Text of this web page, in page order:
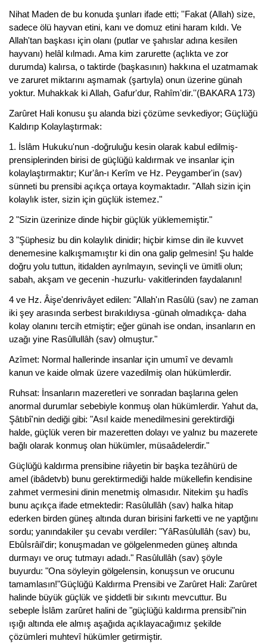
Nihat Maden de bu konuda şunları ifade etti; ''Fakat (Allah) size,
sadece ölü hayvan etini, kanı ve domuz etini haram kıldı. Ve
Allah'tan başkası için olanı (putlar ve şahıslar adına kesilen
hayvanı) helâl kılmadı. Ama kim zarurette (açlıkta ve zor
durumda) kalırsa, o taktirde (başkasının) hakkına el uzatmamak
ve zaruret miktarını aşmamak (şartıyla) onun üzerine günah
yoktur. Muhakkak ki Allah, Gafur'dur, Rahîm'dir.''(BAKARA 173)
Zarûret Hali konusu şu alanda bizi çözüme sevkediyor; Güçlüğü
Kaldırıp Kolaylaştırmak:
1. İslâm Hukuku'nun -doğruluğu kesin olarak kabul edilmiş-
prensiplerinden birisi de güçlüğü kaldırmak ve insanlar için
kolaylaştırmaktır; Kur'ân-ı Kerîm ve Hz. Peygamber'in (sav)
sünneti bu prensibi açıkça ortaya koymaktadır. "Allah sizin için
kolaylık ister, sizin için güçlük istemez."
2 "Sizin üzerinize dinde hiçbir güçlük yüklememiştir."
3 "Şüphesiz bu din kolaylık dinidir; hiçbir kimse din ile kuvvet
denemesine kalkışmamıştır ki din ona galip gelmesin! Şu halde
doğru yolu tuttun, itidalden ayrılmayın, sevinçli ve ümitli olun;
sabah, akşam ve gecenin -huzurlu- vakitlerinden faydalanın!
4 ve Hz. Âişe'denrivâyet edilen: "Allah'ın Rasûlü (sav) ne zaman
iki şey arasında serbest bırakıldıysa -günah olmadıkça- daha
kolay olanını tercih etmiştir; eğer günah ise ondan, insanların en
uzağı yine Rasûllullâh (sav) olmuştur."
Azîmet: Normal hallerinde insanlar için umumî ve devamlı
kanun ve kaide olmak üzere vazedilmiş olan hükümlerdir.
Ruhsat: İnsanların mazeretleri ve sonradan başlarına gelen
anormal durumlar sebebiyle konmuş olan hükümlerdir. Yahut da,
Şâtıbî'nin dediği gibi: "Asıl kaide menedilmesini gerektirdiği
halde, güçlük veren bir mazeretten dolayı ve yalnız bu mazerete
bağlı olarak konmuş olan hükümler, müsaâdelerdir."
Güçlüğü kaldırma prensibine riâyetin bir başka tezâhürü de
amel (ibâdetvb) bunu gerektirmediği halde mükellefin kendisine
zahmet vermesini dinin menetmiş olmasıdır. Nitekim şu hadîs
bunu açıkça ifade etmektedir: Rasûlullâh (sav) halka hitap
ederken birden güneş altında duran birisini farketti ve ne yaptğını
sordu; yanındakiler şu cevabı verdiler: "YâRasûlullâh (sav) bu,
Ebûİsrâil'dir; konuşmadan ve gölgelenmeden güneş altında
durmayı ve oruç tutmayı adadı." Rasûlullâh (sav) şöyle
buyurdu: "Ona söyleyin gölgelensin, konuşsun ve orucunu
tamamlasın!"Güçlüğü Kaldırma Prensibi ve Zarûret Hali: Zarûret
halinde büyük güçlük ve şiddetli bir sıkıntı mevcuttur. Bu
sebeple İslâm zarûret halini de "güçlüğü kaldırma prensibi"nin
ışığı altında ele almış aşağıda açıklayacağımız şekilde
çözümleri muhtevî hükümler getirmiştir.